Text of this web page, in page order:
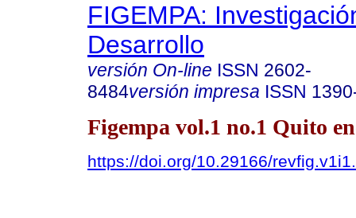
FIGEMPA:
Desarrollo
versión On-line ISSN 2602-
8484versión impresa ISSN
Figempa vol.1 no.1 Quito
https://doi.org/10.29166/